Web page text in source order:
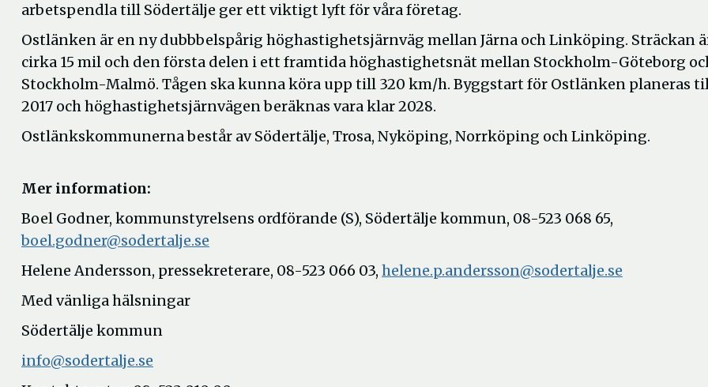
arbetspendla till Södertälje ger ett viktigt lyft för våra företag.
Ostlänken är en ny dubbbelspårig höghastighetsjärnväg mellan Järna och Linköping. Sträckan
cirka 15 mil och den första delen i ett framtida höghastighetsnät mellan Stockholm-Göteborg
Stockholm-Malmö. Tågen ska kunna köra upp till 320 km/h. Byggstart för Ostlänken planeras
2017 och höghastighetsjärnvägen beräknas vara klar 2028.
Ostlänkskommunerna består av Södertälje, Trosa, Nyköping, Norrköping och Linköping.
Mer information:
Boel Godner, kommunstyrelsens ordförande (S), Södertälje kommun, 08-523 068 65,
boel.godner@sodertalje.se
Helene Andersson, pressekreterare, 08-523 066 03, helene.p.andersson@sodertalje.se
Med vänliga hälsningar
Södertälje kommun
info@sodertalje.se